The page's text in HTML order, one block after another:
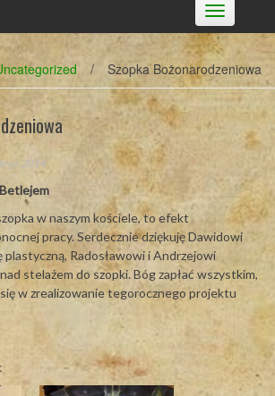
Toggle
navigation
/ Szopka Bożonarodzeniowa
2014
w naszym kościele, to efekt
pracy. Serdecznie dziękuję Dawidowi
plastyczną, Radosławowi i Andrzejowi
stelażem do szopki. Bóg zapłać wszystkim,
w zrealizowanie tegorocznego projektu